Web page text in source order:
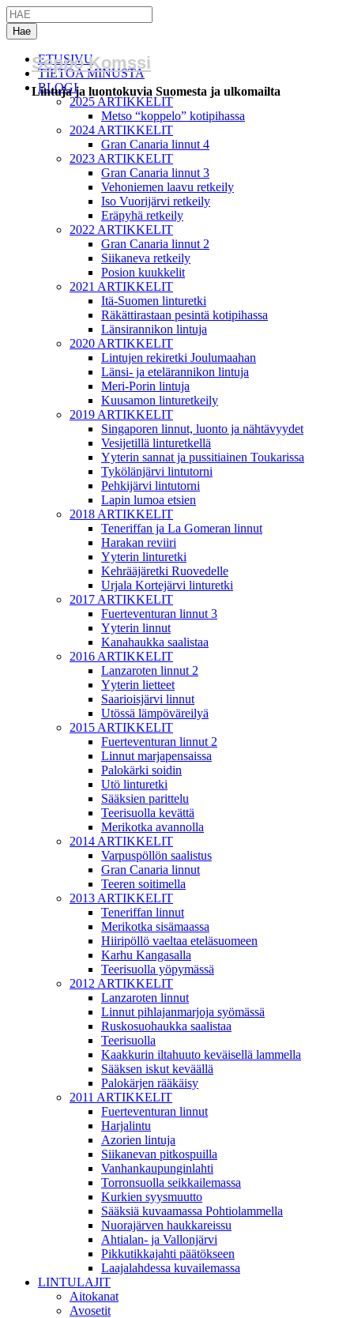
ETUSIVU
TIETOA MINUSTA
BLOGI
2025 ARTIKKELIT
Metso “koppelo” kotipihassa
2024 ARTIKKELIT
Gran Canaria linnut 4
2023 ARTIKKELIT
Gran Canaria linnut 3
Vehoniemen laavu retkeily
Iso Vuorijärvi retkeily
Eräpyhä retkeily
2022 ARTIKKELIT
Gran Canaria linnut 2
Siikaneva retkeily
Posion kuukkelit
2021 ARTIKKELIT
Itä-Suomen linturetki
Räkättirastaan pesintä kotipihassa
Länsirannikon lintuja
2020 ARTIKKELIT
Lintujen rekiretki Joulumaahan
Länsi- ja etelärannikon lintuja
Meri-Porin lintuja
Kuusamon linturetkeily
2019 ARTIKKELIT
Singaporen linnut, luonto ja nähtävyydet
Vesijetillä linturetkellä
Yyterin sannat ja pussitiainen Toukarissa
Tykölänjärvi lintutorni
Pehkijärvi lintutorni
Lapin lumoa etsien
2018 ARTIKKELIT
Teneriffan ja La Gomeran linnut
Harakan reviiri
Yyterin linturetki
Kehrääjäretki Ruovedelle
Urjala Kortejärvi linturetki
2017 ARTIKKELIT
Fuerteventuran linnut 3
Yyterin linnut
Kanahaukka saalistaa
2016 ARTIKKELIT
Lanzaroten linnut 2
Yyterin lietteet
Saarioisjärvi linnut
Utössä lämpöväreilyä
2015 ARTIKKELIT
Fuerteventuran linnut 2
Linnut marjapensaissa
Palokärki soidin
Utö linturetki
Sääksien parittelu
Teerisuolla kevättä
Merikotka avannolla
2014 ARTIKKELIT
Varpuspöllön saalistus
Gran Canaria linnut
Teeren soitimella
2013 ARTIKKELIT
Teneriffan linnut
Merikotka sisämaassa
Hiiripöllö vaeltaa eteläsuomeen
Karhu Kangasalla
Teerisuolla yöpymässä
2012 ARTIKKELIT
Lanzaroten linnut
Linnut pihlajanmarjoja syömässä
Ruskosuohaukka saalistaa
Teerisuolla
Kaakkurin iltahuuto keväisellä lammella
Sääksen iskut keväällä
Palokärjen rääkäisy
2011 ARTIKKELIT
Fuerteventuran linnut
Harjalintu
Azorien lintuja
Siikanevan pitkospuilla
Vanhankaupunginlahti
Torronsuolla seikkailemassa
Kurkien syysmuutto
Sääksiä kuvaamassa Pohtiolammella
Nuorajärven haukkareissu
Ahtialan- ja Vallonjärvi
Pikkutikkajahti päätökseen
Laajalahdessa kuvailemassa
LINTULAJIT
Aitokanat
Avosetit
Seppo Komssi
Lintuja ja luontokuvia Suomesta ja ulkomailta